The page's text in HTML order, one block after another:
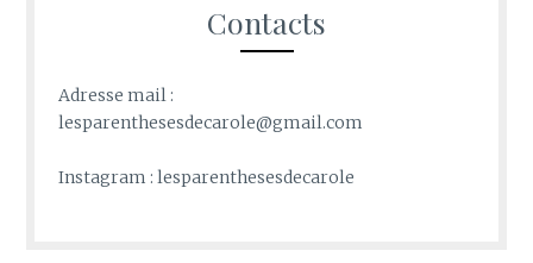
Contacts
Adresse mail :
lesparenthesesdecarole@gmail.com
Instagram : lesparenthesesdecarole